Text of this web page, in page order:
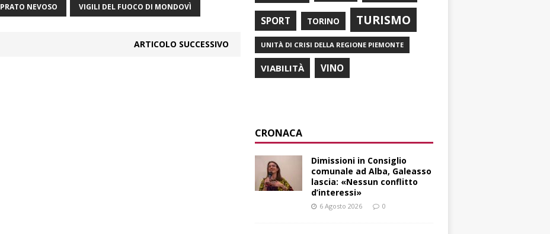
PRATO NEVOSO VIGILI DEL FUOCO DI MONDOVÌ
ARTICOLO SUCCESSIVO
SPORT TORINO TURISMO
UNITÀ DI CRISI DELLA REGIONE PIEMONTE
VIABILITÀ VINO
CRONACA
Dimissioni in Consiglio
comunale ad Alba, Galeasso
lascia: «Nessun conflitto
d’interessi»
6 Agosto 2026 0